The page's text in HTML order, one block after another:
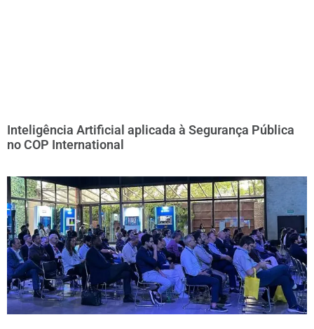
Inteligência Artificial aplicada à Segurança Pública
no COP International